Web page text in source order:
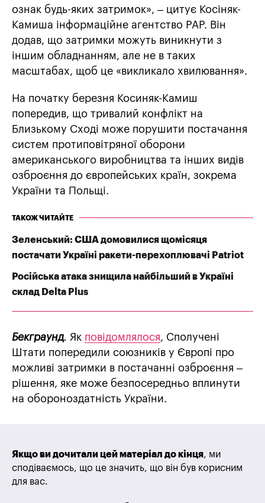
ознак будь-яких затримок», – цитує Косіняк-
Камиша інформаційне агентство PAP. Він
додав, що затримки можуть виникнути з
іншим обладнанням, але не в таких
масштабах, щоб це «викликало хвилювання».
На початку березня Косиняк-Камиш
попередив, що тривалий конфлікт на
Близькому Сході може порушити постачання
систем протиповітряної оборони
американського виробництва та інших видів
озброєння до європейських країн, зокрема
України та Польщі.
ТАКОЖ ЧИТАЙТЕ
Зеленський: США домовилися щомісяця
постачати Україні ракети-перехоплювачі Patriot
Російська атака знищила найбільший в Україні
склад Delta Plus
Бекграунд. Як повідомлялося, Сполучені
Штати попередили союзників у Європі про
можливі затримки в постачанні озброєння –
рішення, яке може безпосередньо вплинути
на обороноздатність України.
Якщо ви дочитали цей матеріал до кінця, ми
сподіваємось, що це значить, що він був корисним
для вас.